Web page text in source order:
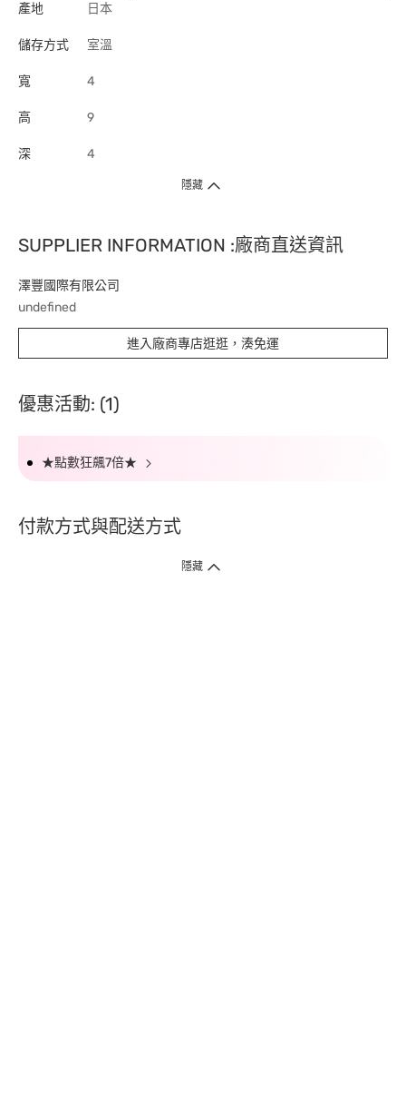
產地 日本
儲存方式 室溫
寬 4
高 9
深 4
隱藏
SUPPLIER INFORMATION :廠商直送資訊
澤豐國際有限公司
undefined
進入廠商專店逛逛，湊免運
優惠活動: (1)
★點數狂飆7倍★
付款方式與配送方式
隱藏